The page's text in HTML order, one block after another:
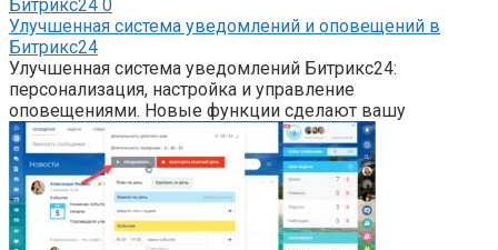
Битрикс24 0
Улучшенная система уведомлений и оповещений в
Битрикс24
Улучшенная система уведомлений Битрикс24:
персонализация, настройка и управление
оповещениями. Новые функции сделают вашу